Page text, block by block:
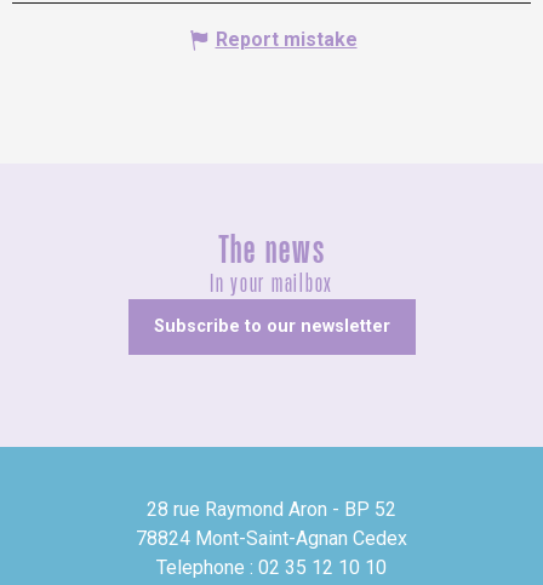
Report mistake
The news
In your mailbox
Subscribe to our newsletter
28 rue Raymond Aron - BP 52
78824 Mont-Saint-Agnan Cedex
Telephone : 02 35 12 10 10